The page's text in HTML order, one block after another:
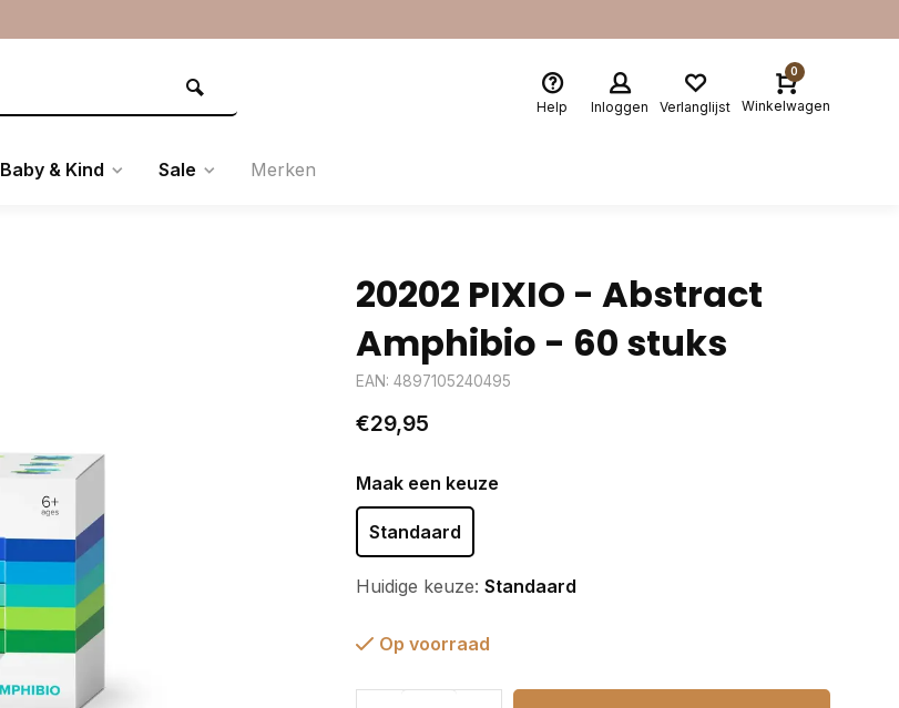
Help Inloggen Verlanglijst
0
Winkelwagen
Baby & Kind Sale Merken
20202 PIXIO - Abstract
Amphibio - 60 stuks
EAN: 4897105240495
€29,95
Maak een keuze
Standaard
Huidige keuze: Standaard
Op voorraad